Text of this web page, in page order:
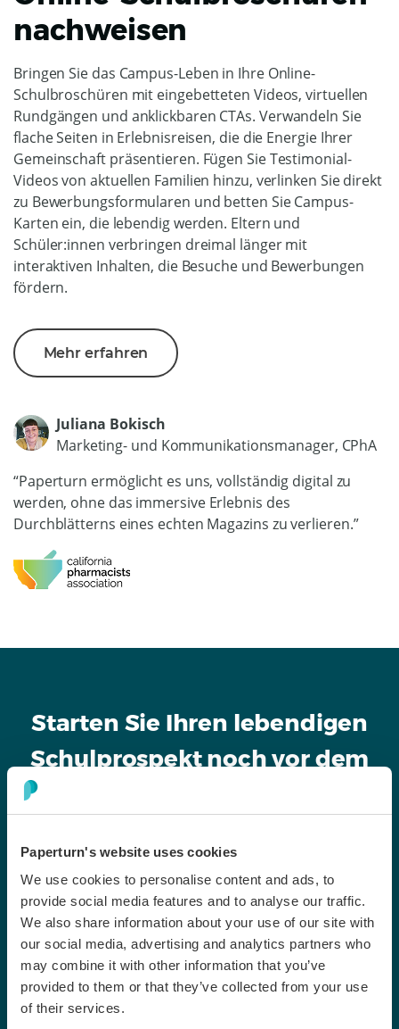
Paperturn's website uses cookies
We use cookies to personalise content and ads, to
provide social media features and to analyse our traffic.
We also share information about your use of our site with
our social media, advertising and analytics partners who
may combine it with other information that you’ve
provided to them or that they’ve collected from your use
of their services.
nachweisen
Bringen Sie das Campus-Leben in Ihre Online-
Schulbroschüren mit eingebetteten Videos, virtuellen
Rundgängen und anklickbaren CTAs. Verwandeln Sie
flache Seiten in Erlebnisreisen, die die Energie Ihrer
Gemeinschaft präsentieren. Fügen Sie Testimonial-
Videos von aktuellen Familien hinzu, verlinken Sie direkt
zu Bewerbungsformularen und betten Sie Campus-
Karten ein, die lebendig werden. Eltern und
Schüler:innen verbringen dreimal länger mit
interaktiven Inhalten, die Besuche und Bewerbungen
fördern.
Mehr erfahren
Juliana Bokisch
Marketing- und Kommunikationsmanager, CPhA
“Paperturn ermöglicht es uns, vollständig digital zu
werden, ohne das immersive Erlebnis des
Durchblätterns eines echten Magazins zu verlieren.”
Starten Sie Ihren lebendigen
Schulprospekt noch vor dem
nächsten Tag der offenen Tür –
Verwandeln Sie Ihr statisches PDF in einen interaktiven
Prospekt in wenigen Minuten. Aktualisieren Sie
Gebühren sofort, verfolgen Sie das
Familienengagement und erfassen Sie Anfragen direkt.
Starten Sie noch heute Ihre kostenlose Testphase.